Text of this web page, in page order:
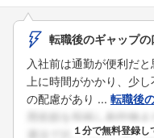
転職後のギャップの
入社前は通勤が便利だ
上に時間がかかり、少
の配慮があり ... 転職後
１分で無料登録